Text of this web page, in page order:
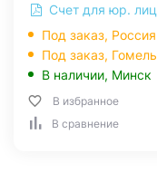
Счет для юр. лиц
Под заказ, Россия
Под заказ, Гомель
В наличии, Минск
В избранное
В сравнение